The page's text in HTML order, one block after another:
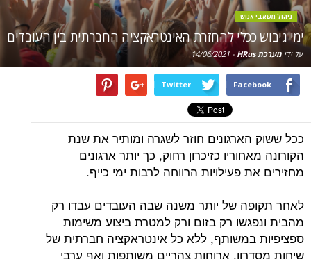
ניהול משאבי אנוש
ימי גיבוש ככלי להחזרת האינטראקציה החברתית בין העובדים
על ידי מערכת HRus -
14/06/2021
Facebook
Twitter
ככל ששוק הארגונים חוזר לשגרה ומותיר את שנת
הקורונה מאחוריו כזיכרון רחוק, כך יותר ארגונים
מחזירים את פעילויות הרווחה לרבות ימי כייף.
לאחר תקופה של יותר משנה שבה העובדים עבדו רק
מהבית ונפגשו רק בזום ורק למטרת ביצוע משימות
ספציפיות במשותף, ללא כל אינטראקציה חברתית של
שיחות מסדרון, ארוחות צהריים משותפות ואף ערבי